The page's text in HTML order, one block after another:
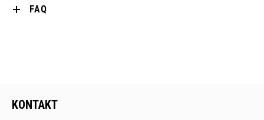
FAQ
KONTAKT